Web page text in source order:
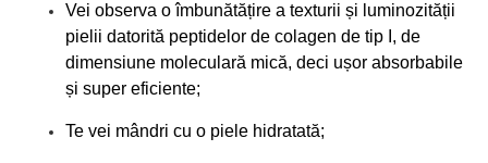
Vei observa o îmbunătățire a texturii și luminozității
pielii datorită peptidelor de colagen de tip I, de
dimensiune moleculară mică, deci ușor absorbabile
și super eficiente;
Te vei mândri cu o piele hidratată;